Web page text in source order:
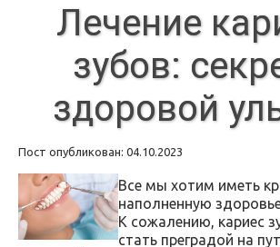
Лечение
зубов:
здоровой
Пост опубликован: 04.10.2023
Все мы хотим иметь
наполненную
К сожалению, кариес
стать преградой на